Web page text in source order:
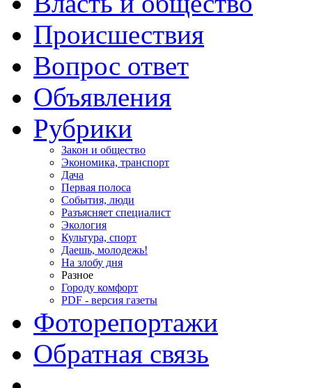
Происшествия
Вопрос ответ
Объявления
Рубрики
Закон и общество
Экономика, транспорт
Дача
Первая полоса
События, люди
Разъясняет специалист
Экология
Культура, спорт
Даешь, молодежь!
На злобу дня
Разное
Городу комфорт
PDF - версия газеты
Фоторепортажи
Обратная связь